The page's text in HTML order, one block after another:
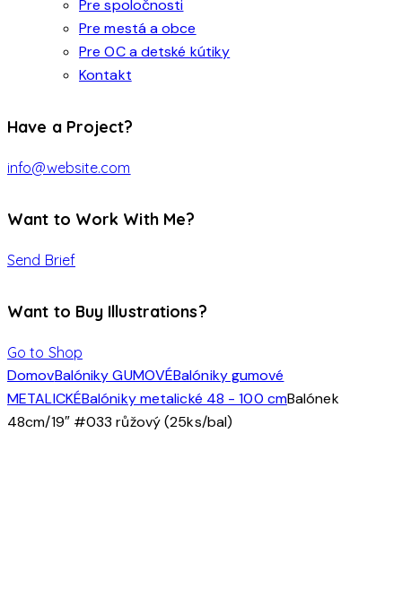
Pre spoločnosti
Pre mestá a obce
Pre OC a detské kútiky
Kontakt
Have a Project?
info@website.com
Want to Work With Me?
Send Brief
Want to Buy Illustrations?
Go to Shop
DomovBalóniky GUMOVÉBalóniky gumové
METALICKÉBalóniky metalické 48 - 100 cmBalónek
48cm/19″ #033 růžový (25ks/bal)